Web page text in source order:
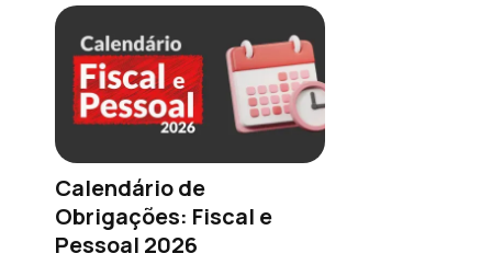
Calendário de
Obrigações: Fiscal e
Pessoal 2026